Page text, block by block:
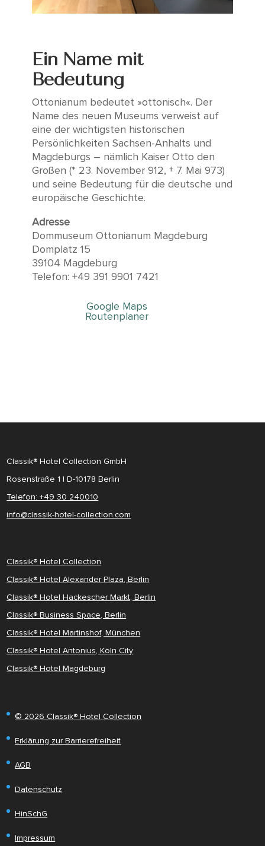
Ein Name mit
Bedeutung
Ottonianum bedeutet »ottonisch«. Der
Name des neuen Museums verweist auf
eine der wichtigsten historischen
Persönlichkeiten Sachsen-Anhalts und
Magdeburgs – nämlich Kaiser Otto den
Großen (* 23. November 912, † 7. Mai 973)
und seine Bedeutung für die deutsche und
europäische Geschichte.
Adresse
Dommuseum Ottonianum Magdeburg
Domplatz 15
39104 Magdeburg
Telefon: +49 391 9901 7421
Google Maps
Routenplaner
Classik® Hotel Collection GmbH
Rosenstraße 1 | D-10178 Berlin
Telefon: +49 30 240010
info@classik-hotel-collection.com
Classik® Hotel Collection
Classik® Hotel Alexander Plaza, Berlin
Classik® Hotel Hackescher Markt, Berlin
Classik® Business Space, Berlin
Classik® Hotel Martinshof, München
Classik® Hotel Antonius, Köln City
Classik® Hotel Magdeburg
© 2026 Classik® Hotel Collection
Erklärung zur Barrierefreiheit
AGB
Datenschutz
HinSchG
Impressum